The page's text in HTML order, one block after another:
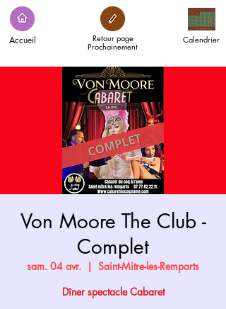
Accueil Calendrier
Retour page
Prochainement
Von Moore The Club -
Complet
sam. 04 avr.
  |
Saint-Mitre-les-Remparts
Dîner spectacle Cabaret